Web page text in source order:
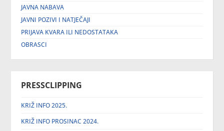
JAVNA NABAVA
JAVNI POZIVI I NATJEČAJI
PRIJAVA KVARA ILI NEDOSTATAKA
OBRASCI
PRESSCLIPPING
KRIŽ INFO 2025.
KRIŽ INFO PROSINAC 2024.